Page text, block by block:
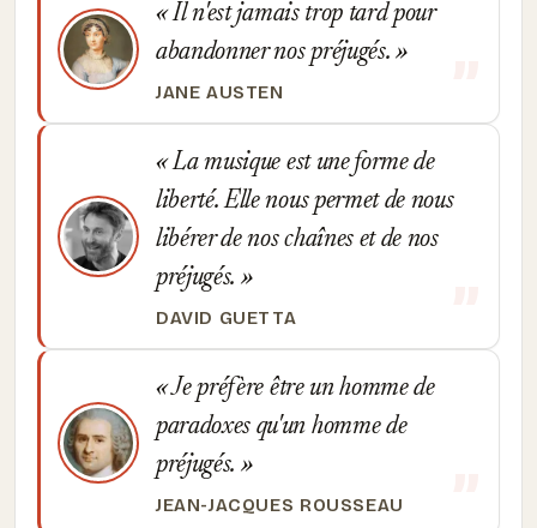
Il n'est jamais trop tard pour
abandonner nos préjugés.
JANE AUSTEN
La musique est une forme de
liberté. Elle nous permet de nous
libérer de nos chaînes et de nos
préjugés.
DAVID GUETTA
Je préfère être un homme de
paradoxes qu'un homme de
préjugés.
JEAN-JACQUES ROUSSEAU